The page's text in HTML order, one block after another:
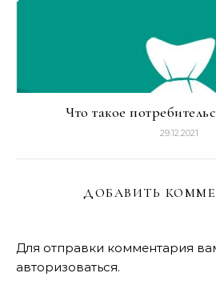
Что такое
29.12.2021
ДОБАВИТЬ
Для отправки комментария
авторизоваться.